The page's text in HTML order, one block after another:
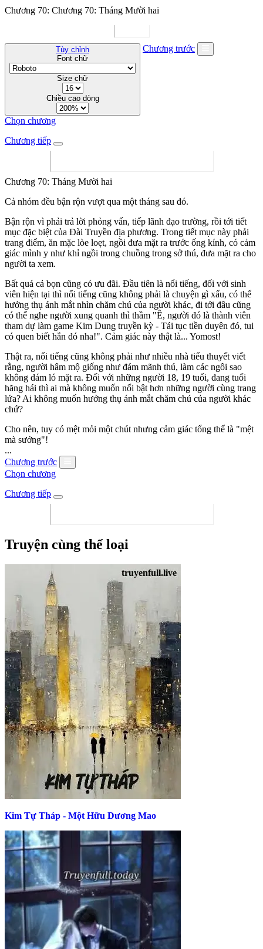
Chương 70: Chương 70: Tháng Mười hai
Tùy chỉnh
Font chữ
Size chữ
Chiều cao dòng
Chương trước
Chọn chương
Chương tiếp
Chương 70: Tháng Mười hai
Cả nhóm đều bận rộn vượt qua một tháng sau đó.
Bận rộn vì phải trả lời phỏng vấn, tiếp lãnh đạo trường, rồi tới tiết
mục đặc biệt của Đài Truyền địa phương. Trong tiết mục này phải
trang điểm, ăn mặc lòe loẹt, ngồi đưa mặt ra trước ống kính, có cảm
giác mình y như khỉ ngồi trong chuồng trong sở thú, đưa mặt ra cho
người ta xem.
Bất quá cả bọn cũng có ưu đãi. Đầu tiên là nổi tiếng, đối với sinh
viên hiện tại thì nổi tiếng cũng không phải là chuyện gì xấu, có thể
hưởng thụ ánh mắt nhìn chăm chú của người khác, đi tới đâu cũng
có thể nghe người xung quanh thì thầm "Ê, người đó là thành viên
tham dự làm game Kim Dung truyền kỳ - Tái tục tiền duyên đó, tui
có quen biết hắn đó nha!". Cảm giác này thật là... Yomost!
Thật ra, nổi tiếng cũng không phải như nhiều nhà tiểu thuyết viết
rằng, người hâm mộ giống như đám mãnh thú, làm các ngôi sao
không dám ló mặt ra. Đối với những người 18, 19 tuổi, đang tuổi
hăng hái thì ai mà không muốn nổi bật hơn những người cùng trang
lứa? Ai không muốn hưởng thụ ánh mắt chăm chú của người khác
chứ?
Cho nên, tuy có mệt mỏi một chút nhưng cảm giác tổng thể là "mệt
mà sướng"!
...
Chương trước
Chọn chương
Chương tiếp
Truyện cùng thể loại
Kim Tự Tháp - Một Hữu Dương Mao